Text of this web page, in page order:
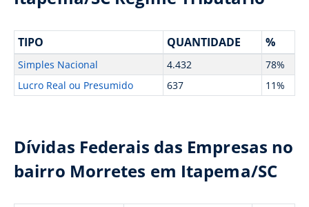
TIPO QUANTIDADE %
Simples Nacional 4.432
78%
Lucro Real ou Presumido
637 11%
Dívidas Federais das Empresas no
bairro Morretes em Itapema/SC